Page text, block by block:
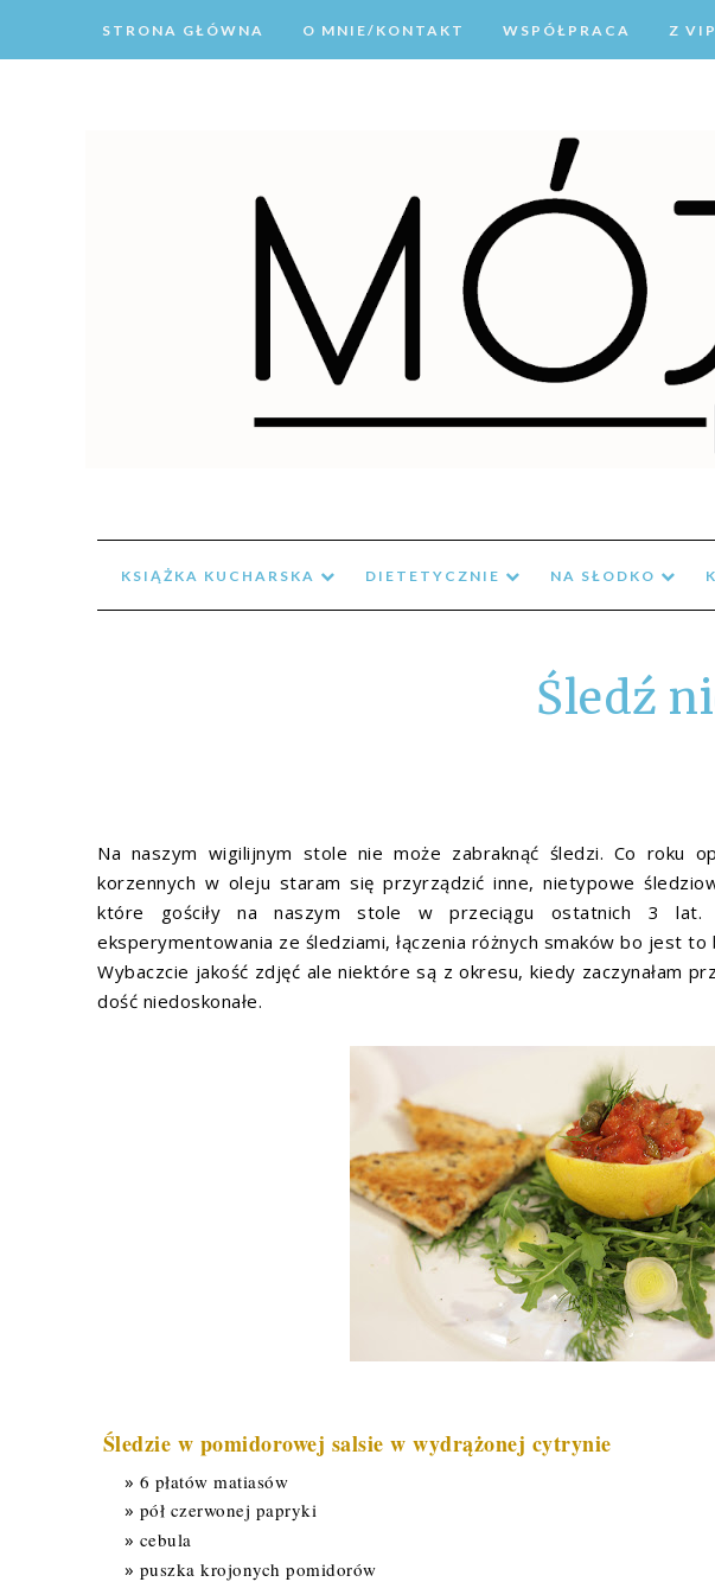
STRONA GŁÓWNA O MNIE/KONTAKT WSPÓŁPRACA Z
KSIĄŻKA KUCHARSKA DIETETYCZNIE NA SŁODKO
Śledź
Na naszym wigilijnym stole nie może zabraknąć śledzi. Co roku
korzennych w oleju staram się przyrządzić inne, nietypowe
które gościły na naszym stole w przeciągu ostatnich 3 lat.
eksperymentowania ze śledziami, łączenia różnych smaków bo jest to
Wybaczcie jakość zdjęć ale niektóre są z okresu, kiedy zaczynałam
dość niedoskonałe.
Śledzie w pomidorowej salsie w wydrążonej cytrynie
6 płatów matiasów
pół czerwonej papryki
cebula
puszka krojonych pomidorów